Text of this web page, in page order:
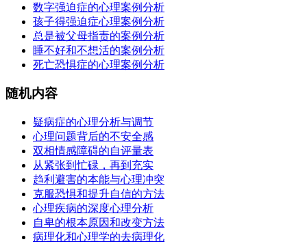
数字强迫症的心理案例分析
孩子得强迫症心理案例分析
总是被父母指责的案例分析
睡不好和不想活的案例分析
死亡恐惧症的心理案例分析
随机内容
疑病症的心理分析与调节
心理问题背后的不安全感
双相情感障碍的自评量表
从紧张到忙碌，再到充实
趋利避害的本能与心理冲突
克服恐惧和提升自信的方法
心理疾病的深度心理分析
自卑的根本原因和改变方法
病理化和心理学的去病理化